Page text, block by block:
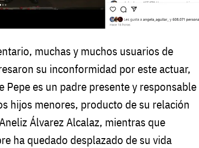
muchas y muchos usuarios de
su inconformidad por este actuar,
Pepe es un padre presente y responsable
hijos menores, producto de su relación
Álvarez Alcalaz, mientras que
ha quedado desplazado de su vida